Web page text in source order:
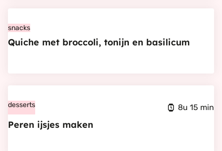
Quiche
met
snacks
Quiche met broccoli, tonijn en basilicum
Peren
ijsjes
desserts 8u 15 min
Peren ijsjes maken